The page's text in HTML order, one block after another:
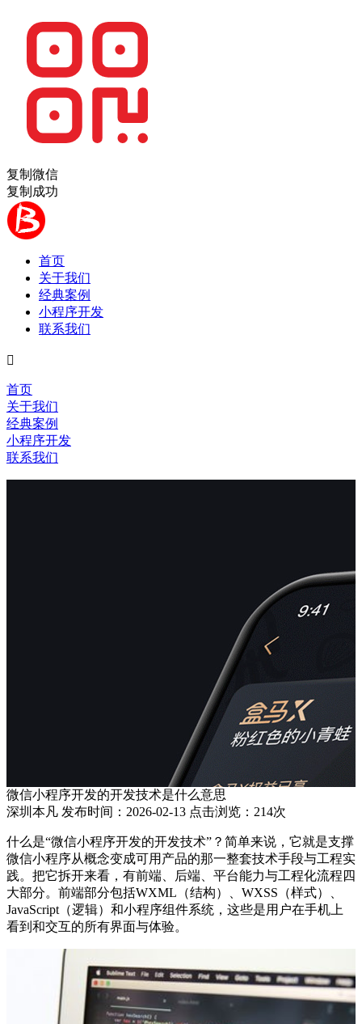
复制微信
复制成功
首页
关于我们
经典案例
小程序开发
联系我们

首页
关于我们
经典案例
小程序开发
联系我们
微信小程序开发的开发技术是什么意思
深圳本凡 发布时间：2026-02-13 点击浏览：214次
什么是“微信小程序开发的开发技术”？简单来说，它就是支撑
微信小程序从概念变成可用产品的那一整套技术手段与工程实
践。把它拆开来看，有前端、后端、平台能力与工程化流程四
大部分。前端部分包括WXML（结构）、WXSS（样式）、
JavaScript（逻辑）和小程序组件系统，这些是用户在手机上
看到和交互的所有界面与体验。